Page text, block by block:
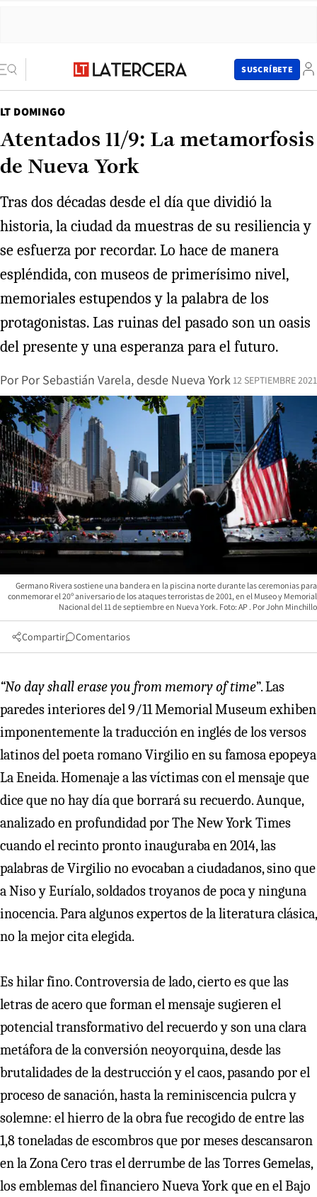
SUSCRÍBETE
LT DOMINGO
Atentados 11/9: La metamorfosis
de Nueva York
Tras dos décadas desde el día que dividió la
historia, la ciudad da muestras de su resiliencia y
se esfuerza por recordar. Lo hace de manera
espléndida, con museos de primerísimo nivel,
memoriales estupendos y la palabra de los
protagonistas. Las ruinas del pasado son un oasis
del presente y una esperanza para el futuro.
Por Por Sebastián Varela, desde Nueva York12 SEPTIEMBRE 2021
Germano Rivera sostiene una bandera en la piscina norte durante las ceremonias para
conmemorar el 20º aniversario de los ataques terroristas de 2001, en el Museo y Memorial
Nacional del 11 de septiembre en Nueva York. Foto: AP
John Minchillo
Compartir Comentarios
“No day shall erase you from memory of time”. Las
paredes interiores del 9/11 Memorial Museum exhiben
imponentemente la traducción en inglés de los versos
latinos del poeta romano Virgilio en su famosa epopeya
La Eneida. Homenaje a las víctimas con el mensaje que
dice que no hay día que borrará su recuerdo. Aunque,
analizado en profundidad por The New York Times
cuando el recinto pronto inauguraba en 2014, las
palabras de Virgilio no evocaban a ciudadanos, sino que
a Niso y Euríalo, soldados troyanos de poca y ninguna
inocencia. Para algunos expertos de la literatura clásica,
no la mejor cita elegida.
Es hilar fino. Controversia de lado, cierto es que las
letras de acero que forman el mensaje sugieren el
potencial transformativo del recuerdo y son una clara
metáfora de la conversión neoyorquina, desde las
brutalidades de la destrucción y el caos, pasando por el
proceso de sanación, hasta la reminiscencia pulcra y
solemne: el hierro de la obra fue recogido de entre las
1,8 toneladas de escombros que por meses descansaron
en la Zona Cero tras el derrumbe de las Torres Gemelas,
los emblemas del financiero Nueva York que en el Bajo